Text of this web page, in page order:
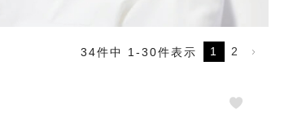
34件中 1 -30件表示 1 2